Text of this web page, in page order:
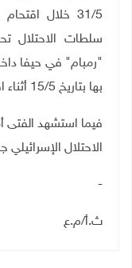
31/5 خلال
سلطات الاحتلال
بها بتاريخ 15/5 أثناء اقتحام المخيم.
الاحتلال الإسرائيلي
-
ث.أ/م.ع